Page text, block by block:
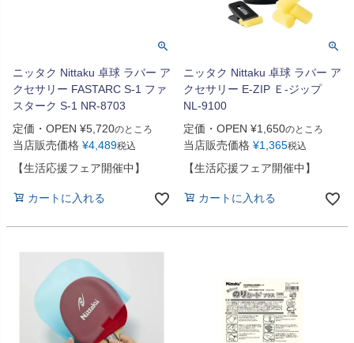
ニッタク Nittaku 卓球 ラバー ア
クセサリー FASTARC S-1 ファ
スターク S-1 NR-8703
定価・OPEN ¥5,720のところ
当店販売価格 ¥4,489税込
【生活応援フェア開催中】
カートに入れる
ニッタク Nittaku 卓球 ラバー ア
クセサリー E-ZIP Ｅ-ジップ
NL-9100
定価・OPEN ¥1,650のところ
当店販売価格 ¥1,365税込
【生活応援フェア開催中】
カートに入れる